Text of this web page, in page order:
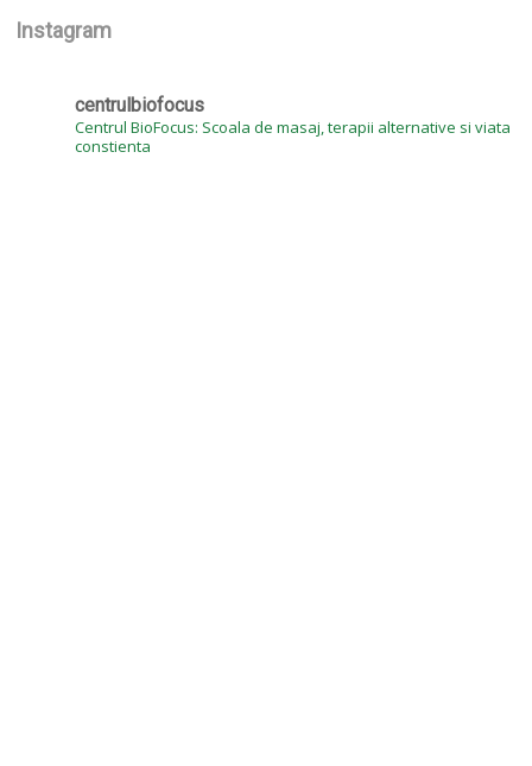
Instagram
centrulbiofocus
Centrul BioFocus: Scoala de masaj, terapii alternative si viata
constienta